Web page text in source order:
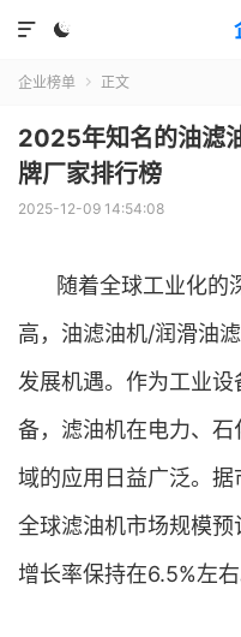


企业榜单  正文
2025年知名的油滤
牌厂家排行榜
2025-12-09 14:54:08
随着全球工业化的
高，油滤油机/润滑油
发展机遇。作为工业
备，滤油机在电力、
域的应用日益广泛。
全球滤油机市场规模
增长率保持在6.5%左右